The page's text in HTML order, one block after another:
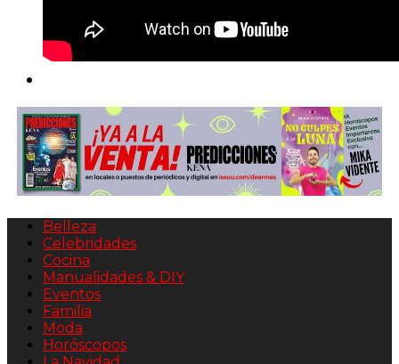
Belleza
Celebridades
Cocina
Manualidades & DIY
Eventos
Familia
Moda
Horóscopos